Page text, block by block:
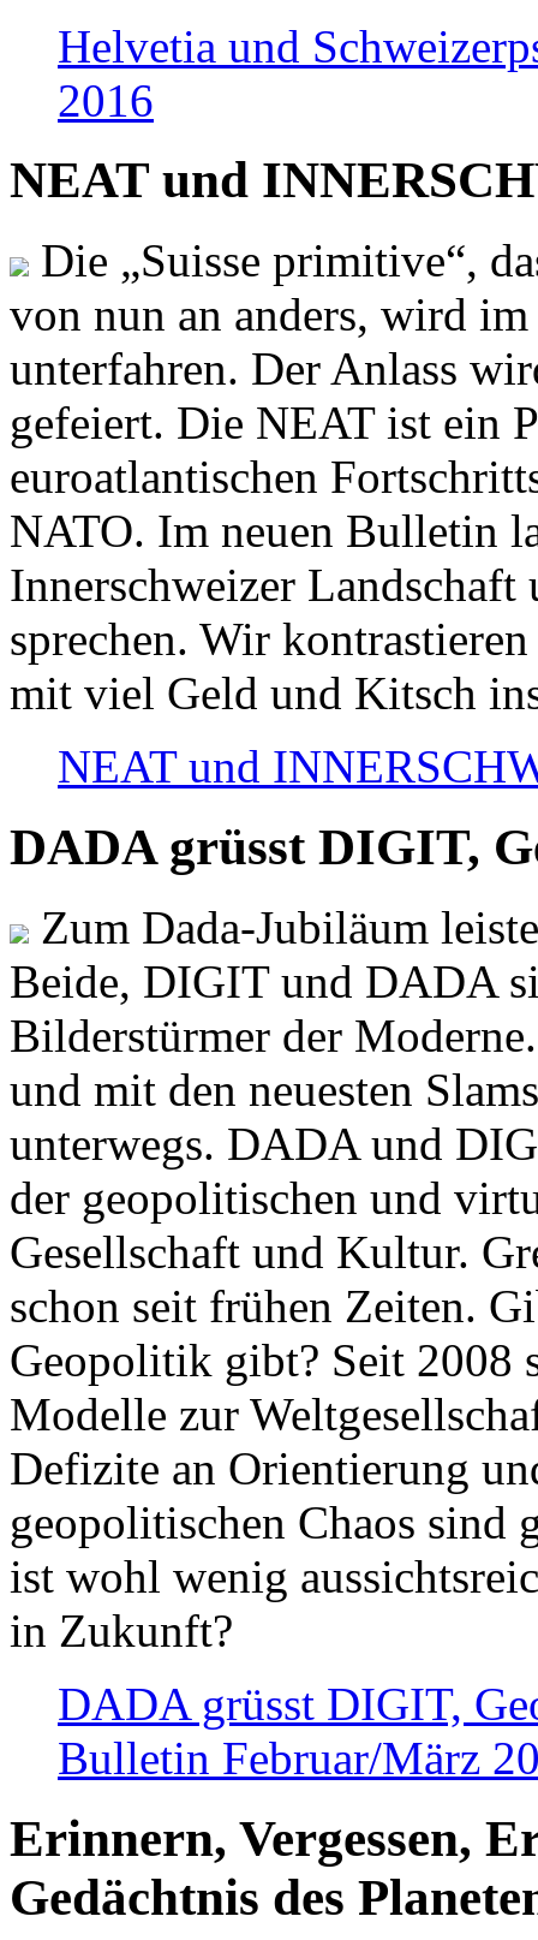
Helvetia und
2016
NEAT und
Die „Suisse primitive“,
von nun an anders, wird
unterfahren. Der Anlass
gefeiert. Die NEAT ist ein
euroatlantischen
NATO. Im neuen Bulletin
Innerschweizer
sprechen. Wir
mit viel Geld und Kitsch
NEAT und
DADA grüsst DIGIT,
Zum Dada-Jubiläum
Beide, DIGIT und DADA
Bilderstürmer der
und mit den neuesten
unterwegs. DADA und
der geopolitischen und
Gesellschaft und Kultur.
schon seit frühen Zeiten.
Geopolitik gibt? Seit 2008
Modelle zur
Defizite an Orientierung
geopolitischen Chaos sind
ist wohl wenig
in Zukunft?
DADA grüsst DIGIT,
Bulletin Februar/März
Erinnern, Vergessen,
Gedächtnis des